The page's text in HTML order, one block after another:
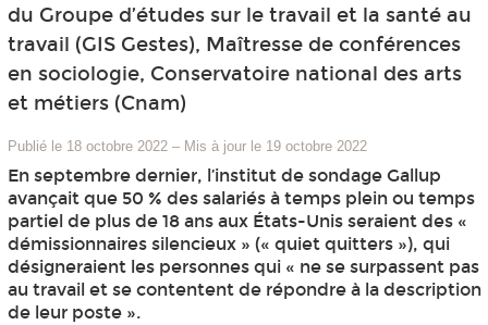
du Groupe d’études sur le travail et la santé au
travail (GIS Gestes), Maîtresse de conférences
en sociologie, Conservatoire national des arts
et métiers (Cnam)
Publié le 18 octobre 2022 – Mis à jour le 19 octobre 2022
En septembre dernier, l’institut de sondage Gallup
avançait que 50 % des salariés à temps plein ou temps
partiel de plus de 18 ans aux États-Unis seraient des «
démissionnaires silencieux » (« quiet quitters »), qui
désigneraient les personnes qui « ne se surpassent pas
au travail et se contentent de répondre à la description
de leur poste ».